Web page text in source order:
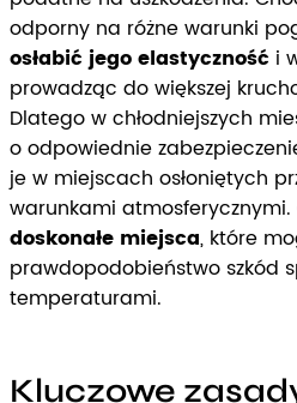
odporny na różne warunki
osłabić jego elastyczność i
prowadząc do większej
Dlatego w chłodniejszych
o odpowiednie
je w miejscach osłoniętych
warunkami atmosferycznymi.
doskonałe miejsca, które
prawdopodobieństwo szkód
temperaturami.
Kluczowe